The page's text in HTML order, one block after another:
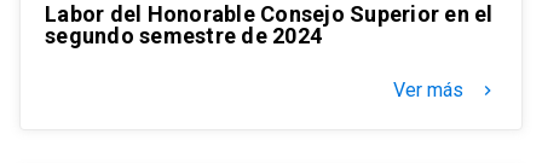
Labor del Honorable Consejo Superior en el
segundo semestre de 2024
Ver más keyboard_arrow_right